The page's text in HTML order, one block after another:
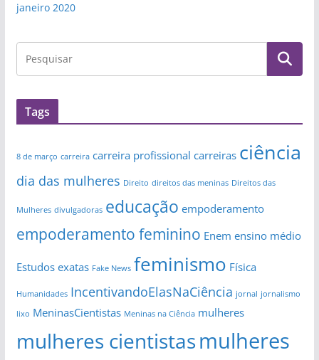
janeiro 2020
Tags
8 de março carreira carreira profissional carreiras ciência
dia das mulheres Direito direitos das meninas Direitos das
Mulheres divulgadoras educação empoderamento
empoderamento feminino Enem ensino médio
Estudos exatas Fake News feminismo Física
Humanidades IncentivandoElasNaCiência jornal jornalismo
lixo MeninasCientistas Meninas na Ciência mulheres
mulheres cientistasmulheres